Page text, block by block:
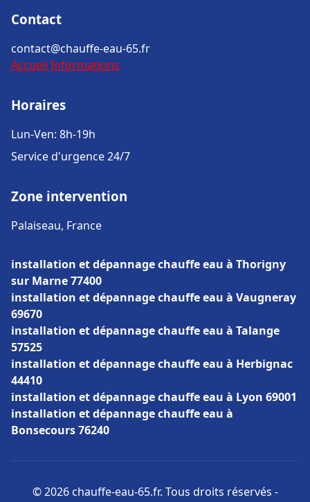
Contact
contact@chauffe-eau-65.fr
Accueil Informations
Horaires
Lun-Ven: 8h-19h
Service d'urgence 24/7
Zone intervention
Palaiseau, France
installation et dépannage chauffe eau à Thorigny
sur Marne 77400
installation et dépannage chauffe eau à Vaugneray
69670
installation et dépannage chauffe eau à Talange
57525
installation et dépannage chauffe eau à Herbignac
44410
installation et dépannage chauffe eau à Lyon 69001
installation et dépannage chauffe eau à
Bonsecours 76240
© 2026 chauffe-eau-65.fr. Tous droits réservés -